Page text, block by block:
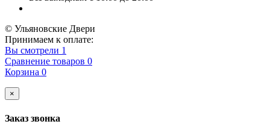
© Ульяновские Двери
Принимаем к оплате:
Вы смотрели 1
Сравнение товаров 0
Корзина 0
×
Заказ звонка